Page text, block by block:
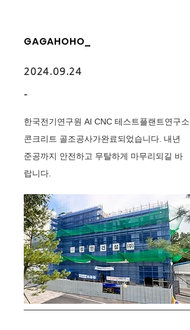
GAGAHOHO_
2024.09.24
-
한국전기연구원 AI CNC 테스트플랜트연구소
콘크리트 골조공사가완료되었습니다. 내년
준공까지 안전하고 무탈하게 마무리되길 바
랍니다.